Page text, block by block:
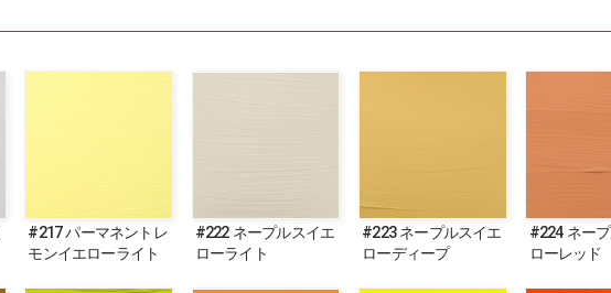
#217 パーマネントレ
モンイエローライト
#222 ネープルスイエ
ローライト
#223 ネープルスイエ
ローディープ
#224 ネー
ローレッド